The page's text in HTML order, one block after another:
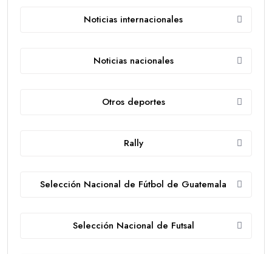
Noticias internacionales
Noticias nacionales
Otros deportes
Rally
Selección Nacional de Fútbol de Guatemala
Selección Nacional de Futsal